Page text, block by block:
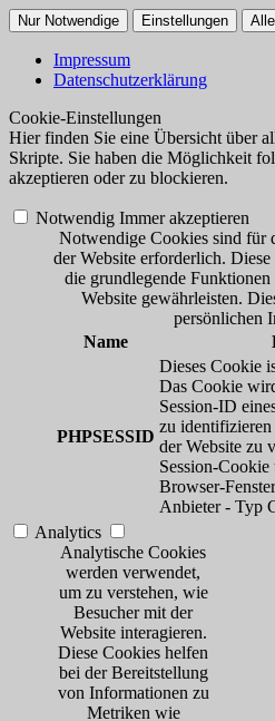
Nur Notwendige Einstellungen
Impressum
Datenschutzerklärung
Cookie-Einstellungen
Hier finden Sie eine Übersicht über
Skripte. Sie haben die Möglichkeit
akzeptieren oder zu blockieren.
Notwendig Immer akzeptieren
Notwendige Cookies sind für
der Website erforderlich.
die grundlegende
Website gewährleisten.
persönlichen
Name
PHPSESSID
Dieses Cookie
Das Cookie
Session-ID
zu
der Website zu
Session-
Browser-
Anbieter - Typ
Analytics
Analytische Cookies
werden verwendet,
um zu verstehen, wie
Besucher mit der
Website interagieren.
Diese Cookies helfen
bei der Bereitstellung
von Informationen zu
Metriken wie